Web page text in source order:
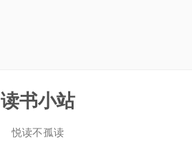
读书小站
悦读不孤读